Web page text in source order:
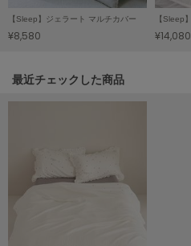
MUCHA
【Sleep】ジェラート マルチカバー
¥8,580 ¥14,080
関連記事
最近チェックした商品